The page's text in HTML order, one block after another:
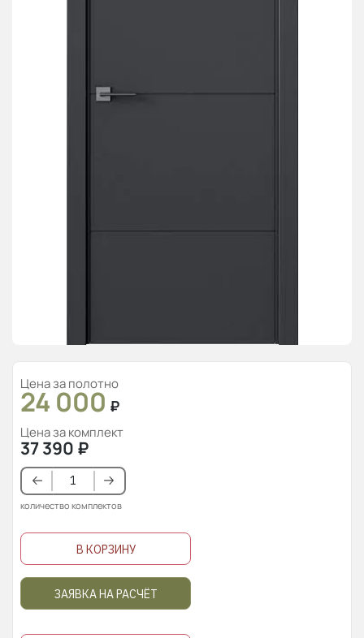
Цена за полотно
24 000 ₽
Цена за комплект
37 390 ₽
количество комплектов
В КОРЗИНУ
ЗАЯВКА НА РАСЧЁТ